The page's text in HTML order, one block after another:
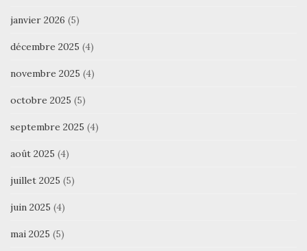
janvier 2026 (5)
décembre 2025 (4)
novembre 2025 (4)
octobre 2025 (5)
septembre 2025 (4)
août 2025 (4)
juillet 2025 (5)
juin 2025 (4)
mai 2025 (5)